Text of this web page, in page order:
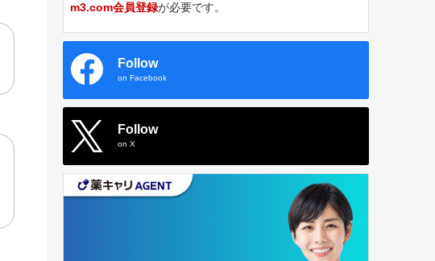
m3.com会員登録が必要です。
Follow
on Facebook
Follow
on X